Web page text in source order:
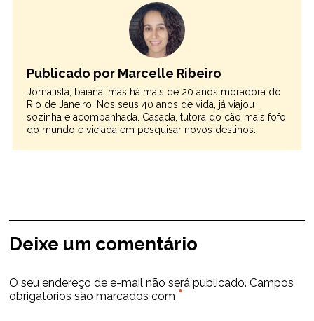
Publicado por Marcelle Ribeiro
Jornalista, baiana, mas há mais de 20 anos moradora do
Rio de Janeiro. Nos seus 40 anos de vida, já viajou
sozinha e acompanhada. Casada, tutora do cão mais fofo
do mundo e viciada em pesquisar novos destinos.
Deixe um comentário
O seu endereço de e-mail não será publicado. Campos
obrigatórios são marcados com *